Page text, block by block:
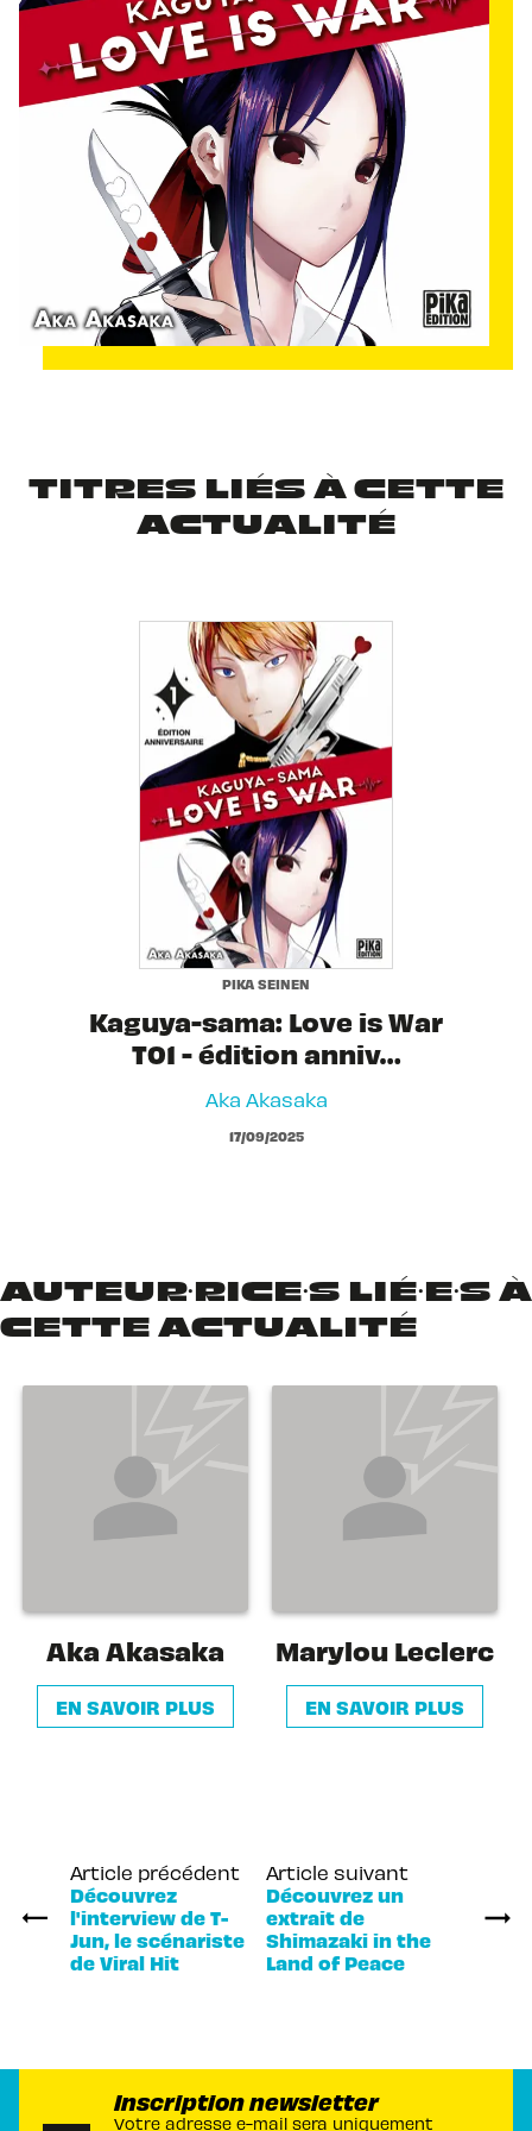
TITRES LIÉS À CETTE
ACTUALITÉ
PIKA SEINEN
Kaguya-sama: Love is War
T01 - édition anniv…
Aka Akasaka
17/09/2025
AUTEUR·RICE·S LIÉ·E·S À
CETTE ACTUALITÉ
Aka Akasaka
EN SAVOIR PLUS
Marylou Leclerc
EN SAVOIR PLUS
Article précédent
Découvrez
l'interview de T-
Jun, le scénariste
de Viral Hit
Article suivant
Découvrez un
extrait de
Shimazaki in the
Land of Peace
Inscription newsletter
Votre adresse e-mail sera uniquement